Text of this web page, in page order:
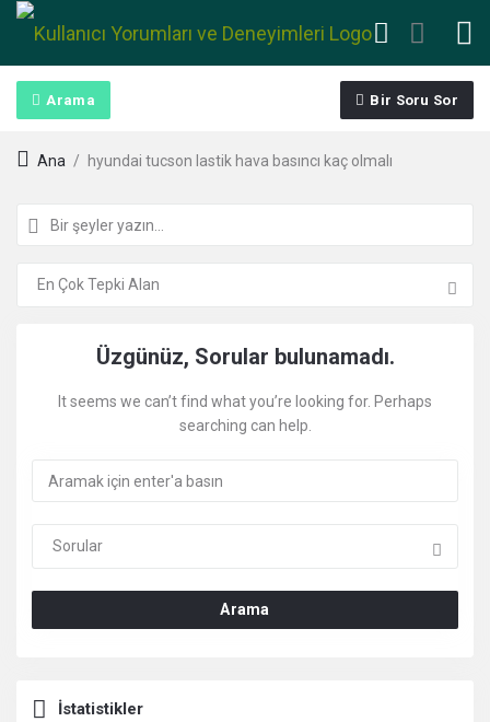
Arama Bir Soru Sor
Ana / hyundai tucson lastik hava basıncı kaç olmalı
Kullanıcı
Yorumları
Deneyimleri
sonuncu
Sorular
Üzgünüz, Sorular bulunamadı.
It seems we can’t find what you’re looking for. Perhaps
searching can help.
Arama
İstatistikler